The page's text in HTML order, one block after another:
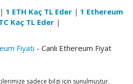
| 1 ETH Kaç TL Eder | 1 Ethereum
Kaç TL Eder |
Fiyatı - Canlı Ethereum Fiyat
sadece bilgi için sunulmuştur.